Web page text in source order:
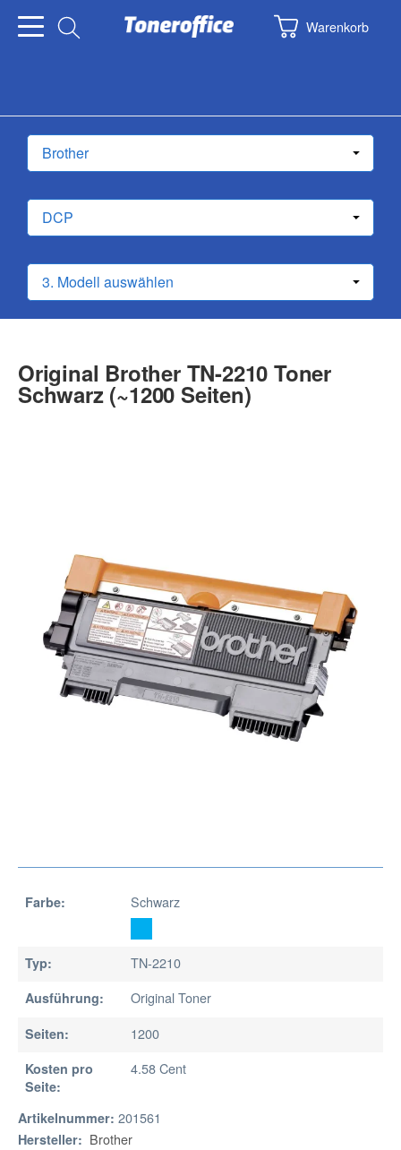
Warenkorb
Original Brother TN-2210 Toner
Schwarz (~1200 Seiten)
Farbe: Schwarz
Typ: TN-2210
Ausführung: Original Toner
Seiten: 1200
Kosten pro
Seite:
4.58 Cent
Artikelnummer: 201561
Hersteller: Brother